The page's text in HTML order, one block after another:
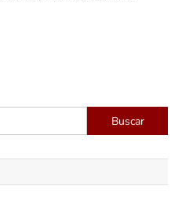
Buscar: